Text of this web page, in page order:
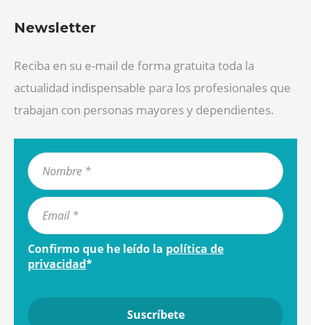
Newsletter
Reciba en su e-mail de forma gratuita toda la
actualidad indispensable para los profesionales que
trabajan con personas mayores y dependientes.
Confirmo que he leído la política de
privacidad*